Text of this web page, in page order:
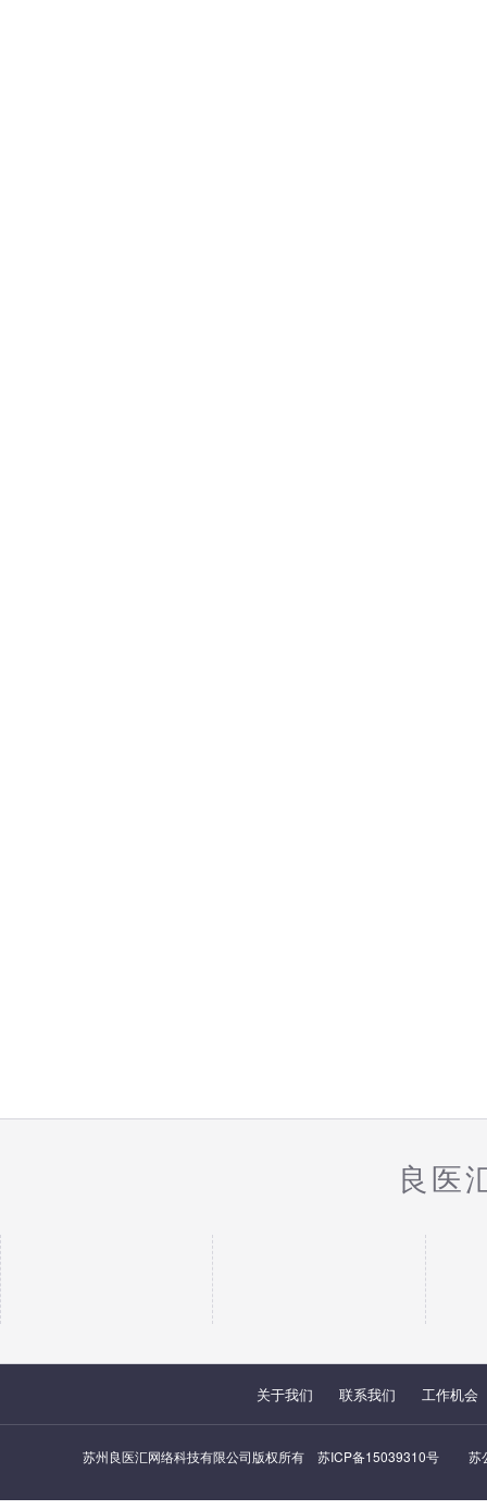
良医
关于我们 联系我们 工作机会
苏州良医汇网络科技有限公司版权所有 苏ICP备15039310号 苏